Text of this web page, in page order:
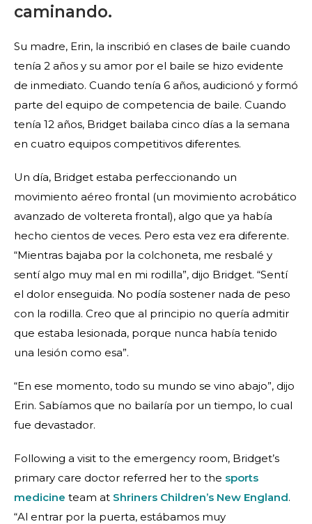
caminando.
Su madre, Erin, la inscribió en clases de baile cuando
tenía 2 años y su amor por el baile se hizo evidente
de inmediato. Cuando tenía 6 años, audicionó y formó
parte del equipo de competencia de baile. Cuando
tenía 12 años, Bridget bailaba cinco días a la semana
en cuatro equipos competitivos diferentes.
Un día, Bridget estaba perfeccionando un
movimiento aéreo frontal (un movimiento acrobático
avanzado de voltereta frontal), algo que ya había
hecho cientos de veces. Pero esta vez era diferente.
“Mientras bajaba por la colchoneta, me resbalé y
sentí algo muy mal en mi rodilla”, dijo Bridget. “Sentí
el dolor enseguida. No podía sostener nada de peso
con la rodilla. Creo que al principio no quería admitir
que estaba lesionada, porque nunca había tenido
una lesión como esa”.
“En ese momento, todo su mundo se vino abajo”, dijo
Erin. Sabíamos que no bailaría por un tiempo, lo cual
fue devastador.
Following a visit to the emergency room, Bridget’s
primary care doctor referred her to the sports
medicine team at Shriners Children’s New England.
“Al entrar por la puerta, estábamos muy